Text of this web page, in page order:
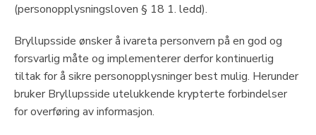
(personopplysningsloven § 18 1. ledd).
Bryllupsside ønsker å ivareta personvern på en god og
forsvarlig måte og implementerer derfor kontinuerlig
tiltak for å sikre personopplysninger best mulig. Herunder
bruker Bryllupsside utelukkende krypterte forbindelser
for overføring av informasjon.